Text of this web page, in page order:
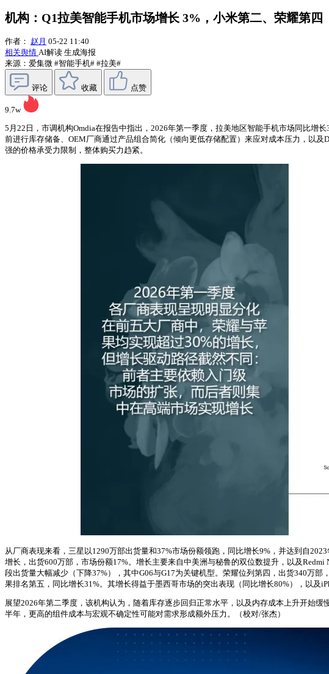
机构：Q1拉美智能手机市场增长 3%，小米第二、荣耀第四
作者： 赵月 05-22 11:40
相关舆情 AI解读 生成海报
来源：爱集微 #智能手机# #拉美#
评论 收藏 点赞
9.7w
5月22日，市调机构Omdia在报告中指出，2026年第一季度，拉美地区智能手机市场同比增
前进行库存储备、OEM厂商通过产品组合简化（倾向更低存储配置）来应对成本压力，以
强的价格承受力限制，整体购买力趋紧。
从厂商表现来看，三星以1290万部出货量和37%市场份额领跑，同比增长9%，并达到自
增长，出货600万部，市场份额17%。增长主要来自中美洲与秘鲁的双位数提升，以及
段出货量大幅减少（下降37%），其中G06与G17为关键机型。荣耀位列第四，出货340万
果排名第五，同比增长31%。其增长得益于墨西哥市场的突出表现（同比增长80%），以及
展望2026年第二季度，该机构认为，随着库存逐步回归正常水平，以及内存成本上升开始
半年，更高的组件成本与宏观不确定性可能对需求形成额外压力。（校对/张杰）